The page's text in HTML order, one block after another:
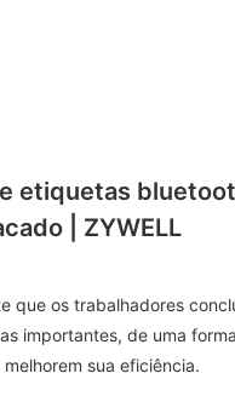
etiquetas
| ZYWELL
que os trabalhadores
importantes, de uma
sua eficiência.